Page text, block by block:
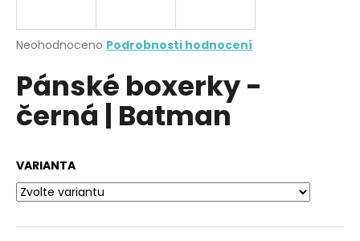
Průměrné
produktu
je
0,0
z
Neohodnoceno Podrobnosti hodnocení
Pánské boxerky -
černá | Batman
VARIANTA
j
t
?
HLEDAT